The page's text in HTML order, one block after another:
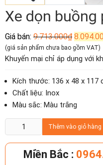
Xe dọn buồng
Giá bán: 9.713.000₫ Giá
gốc
là:
(giá sản phẩm chưa bao gồm VAT)
Khuyến mại chỉ áp dụng với
Kích thước: 136 x 48 x 117
Chất liệu: Inox
Màu sắc: Màu trắng
dọn
buồng
phòng
Thêm vào giỏ hàng
Miền Bắc :